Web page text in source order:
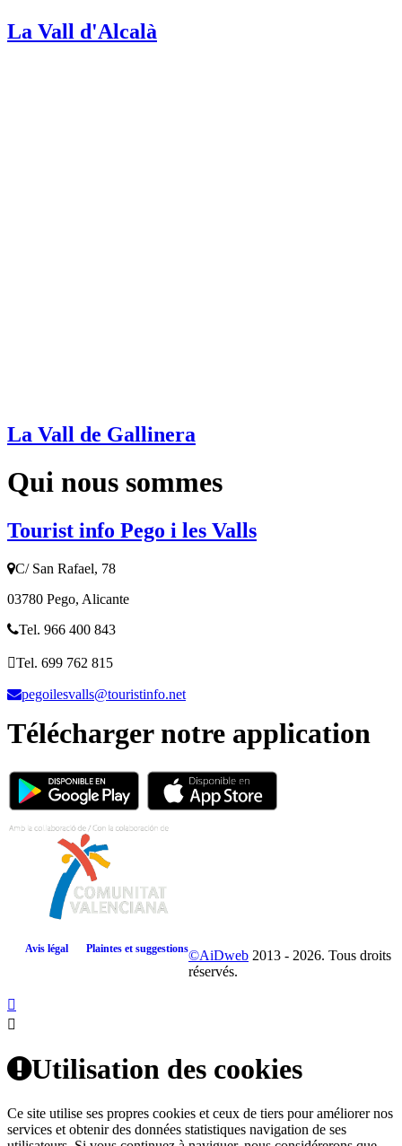
La Vall d'Alcalà
La Vall de Gallinera
Qui nous sommes
Tourist info Pego i les Valls
C/ San Rafael, 78
03780 Pego, Alicante
Tel. 966 400 843
Tel. 699 762 815
pegoilesvalls@touristinfo.net
Télécharger notre application
Avis légal Plaintes et suggestions©AiDweb 2013 - 2026. Tous droits
réservés.
Utilisation des cookies
Ce site utilise ses propres cookies et ceux de tiers pour améliorer nos
services et obtenir des données statistiques navigation de ses